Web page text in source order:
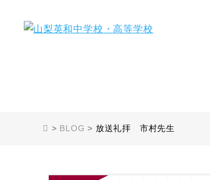
> BLOG > 放送礼拝 市村先生